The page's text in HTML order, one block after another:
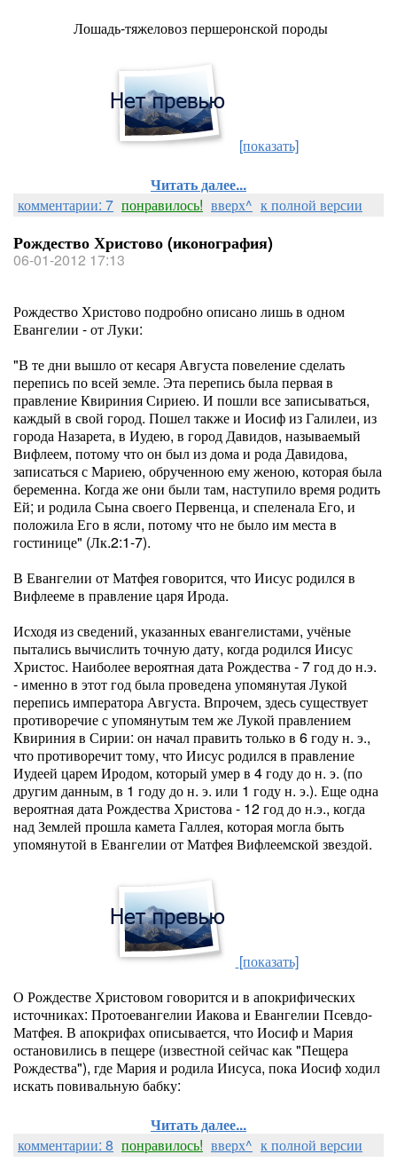
Лошадь-тяжеловоз першеронской породы
[показать]
Читать далее...
комментарии: 7 понравилось! вверх^ к полной версии
Рождество Христово (иконография)
06-01-2012 17:13
Рождество Христово подробно описано лишь в одном
Евангелии - от Луки:
"В те дни вышло от кесаря Августа повеление сделать
перепись по всей земле. Эта перепись была первая в
правление Квириния Сириею. И пошли все записываться,
каждый в свой город. Пошел также и Иосиф из Галилеи, из
города Назарета, в Иудею, в город Давидов, называемый
Вифлеем, потому что он был из дома и рода Давидова,
записаться с Мариею, обрученною ему женою, которая была
беременна. Когда же они были там, наступило время родить
Ей; и родила Сына своего Первенца, и спеленала Его, и
положила Его в ясли, потому что не было им места в
гостинице" (Лк.2:1-7).
В Евангелии от Матфея говорится, что Иисус родился в
Вифлееме в правление царя Ирода.
Исходя из сведений, указанных евангелистами, учёные
пытались вычислить точную дату, когда родился Иисус
Христос. Наиболее вероятная дата Рождества - 7 год до н.э.
- именно в этот год была проведена упомянутая Лукой
перепись императора Августа. Впрочем, здесь существует
противоречие с упомянутым тем же Лукой правлением
Квириния в Сирии: он начал править только в 6 году н. э.,
что противоречит тому, что Иисус родился в правление
Иудеей царем Иродом, который умер в 4 году до н. э. (по
другим данным, в 1 году до н. э. или 1 году н. э.). Еще одна
вероятная дата Рождества Христова - 12 год до н.э., когда
над Землей прошла камета Галлея, которая могла быть
упомянутой в Евангелии от Матфея Вифлеемской звездой.
[показать]
О Рождестве Христовом говорится и в апокрифических
источниках: Протоевангелии Иакова и Евангелии Псевдо-
Матфея. В апокрифах описывается, что Иосиф и Мария
остановились в пещере (известной сейчас как "Пещера
Рождества"), где Мария и родила Иисуса, пока Иосиф ходил
искать повивальную бабку:
Читать далее...
комментарии: 8 понравилось! вверх^ к полной версии